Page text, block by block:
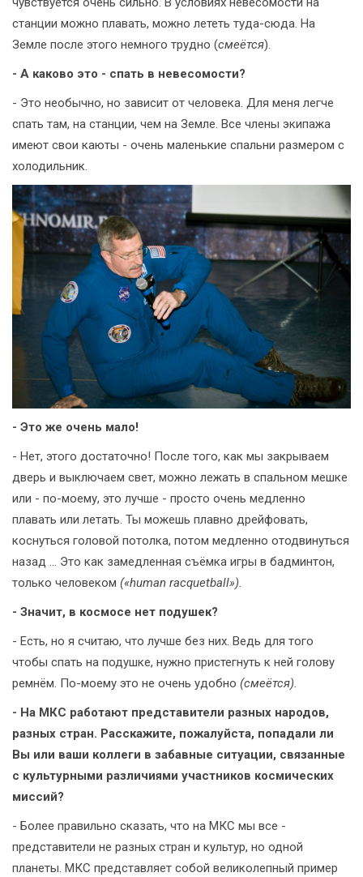
станции можно плавать, можно лететь туда-сюда. На
Земле после этого немного трудно (смеётся).
- А каково это - спать в невесомости?
- Это необычно, но зависит от человека. Для меня легче
спать там, на станции, чем на Земле. Все члены экипажа
имеют свои каюты - очень маленькие спальни размером с
холодильник.
- Это же очень мало!
- Нет, этого достаточно! После того, как мы закрываем
дверь и выключаем свет, можно лежать в спальном мешке
или - по-моему, это лучше - просто очень медленно
плавать или летать. Ты можешь плавно дрейфовать,
коснуться головой потолка, потом медленно отодвинуться
назад … Это как замедленная съёмка игры в бадминтон,
только человеком («human racquetball»).
- Значит, в космосе нет подушек?
- Есть, но я считаю, что лучше без них. Ведь для того
чтобы спать на подушке, нужно пристегнуть к ней голову
ремнём. По-моему это не очень удобно (смеётся).
- На МКС работают представители разных народов,
разных стран. Расскажите, пожалуйста, попадали ли
Вы или ваши коллеги в забавные ситуации, связанные
с культурными различиями участников космических
миссий?
- Более правильно сказать, что на МКС мы все -
представители не разных стран и культур, но одной
планеты. МКС представляет собой великолепный пример